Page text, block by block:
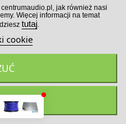
jak również nasi
Więcej informacji na temat
tutaj.
cookie
SIĘ
62 Głośniki współosiowe...
szt